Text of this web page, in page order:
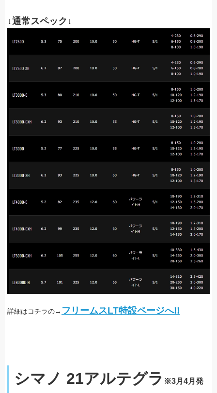
↓通常スペック↓
詳細はコチラの→ フリームスLT特設ページへ!!
シマノ 21アルテグラ ※3月4月発